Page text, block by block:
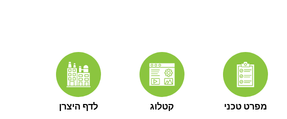
מפרט טכני קטלוג לדף היצרן